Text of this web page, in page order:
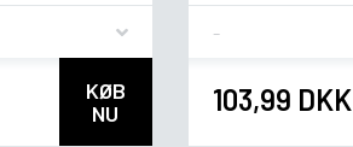
KØB
NU
103,99 DKK